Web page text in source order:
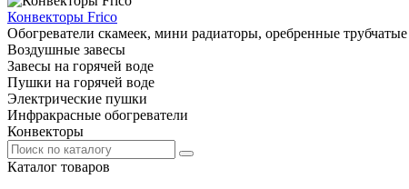
Конвекторы Frico
Обогреватели скамеек, мини радиаторы, оребренные
Воздушные завесы
Завесы на горячей воде
Пушки на горячей воде
Электрические пушки
Инфракрасные обогреватели
Конвекторы
Каталог товаров